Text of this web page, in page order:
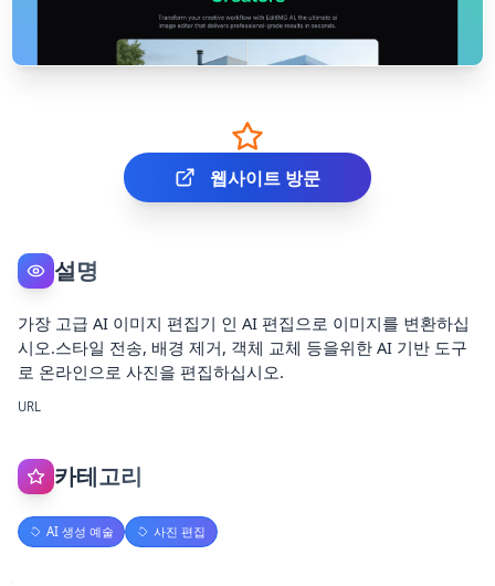
웹사이트 방문
설명
가장 고급 AI 이미지 편집기 인 AI 편집으로 이미지를 변환하십
시오.스타일 전송, 배경 제거, 객체 교체 등을위한 AI 기반 도구
로 온라인으로 사진을 편집하십시오.
URL
카테고리
AI 생성 예술 사진 편집